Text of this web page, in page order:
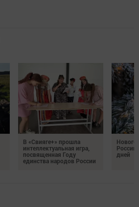
В «Свияге+» прошла
интеллектуальная игра,
посвященная Году
единства народов России
России
дней